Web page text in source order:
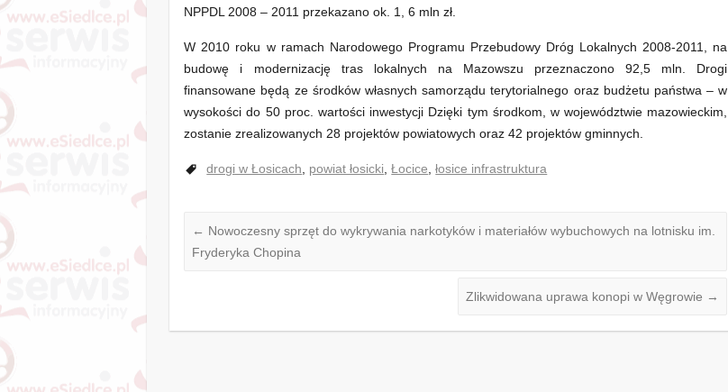
NPPDL 2008 – 2011 przekazano ok. 1, 6 mln zł.
W 2010 roku w ramach Narodowego Programu Przebudowy Dróg Lokalnych 2008-2011, na
budowę i modernizację tras lokalnych na Mazowszu przeznaczono 92,5 mln. Drogi
finansowane będą ze środków własnych samorządu terytorialnego oraz budżetu państwa – w
wysokości do 50 proc. wartości inwestycji Dzięki tym środkom, w województwie mazowieckim,
zostanie zrealizowanych 28 projektów powiatowych oraz 42 projektów gminnych.
drogi w Łosicach powiat łosicki ,Łocice ,łosice infrastruktura
← Nowoczesny sprzęt do wykrywania narkotyków i materiałów wybuchowych na lotnisku im.
Fryderyka Chopina
Zlikwidowana uprawa konopi w Węgrowie →